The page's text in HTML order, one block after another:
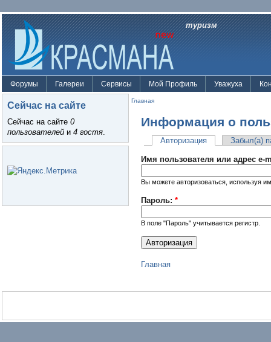
туризм
Форумы Галереи Сервисы Мой Профиль Уважуха
Сейчас на сайте
Сейчас на сайте 0
пользователей и 4 гостя.
Главная
Информация о
Авторизация Забыл(а)
Имя пользователя или адрес e-
Вы можете авторизоваться, используя
Пароль: *
В поле "Пароль" учитывается регистр.
Главная